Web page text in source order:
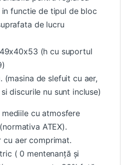
functie de tipul de bloc
de lucru
(h cu suportul
(masina de slefuit cu aer,
discurile nu sunt incluse)
cu atmosfere
ATEX).
cu aer comprimat.
( 0 mentenanță și